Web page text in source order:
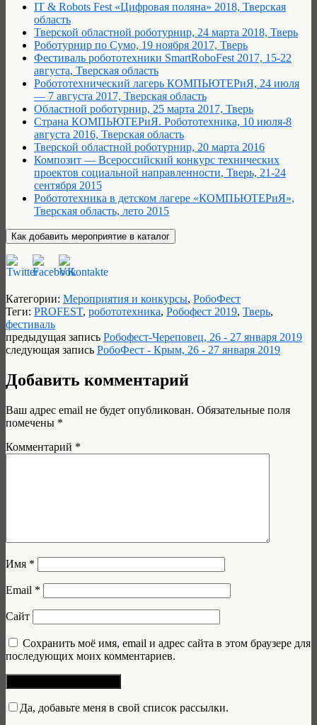
IT & Robots Fest «Цифровая поляна» 2018, Тверская
область
Тверской областной роботурнир, 24 марта 2018, Тверь
Роботурнир по Сумо, 19 ноября 2017, Тверь
Фестиваль робототехники SmartRoboFest 2017, 15-22
августа, Тверская область
Робототехнический лагерь КОМПЬЮТЕРиЯ, 24 июля
— 7 августа 2017, Тверская область
Областной роботурнир, 25 марта 2017, Тверь
Страна КОМПЬЮТЕРиЯ. Робототехника, 10 июля-8
августа 2016, Тверская область
Тверской областной роботурнир, 20 марта 2016
Композит — Всероссийский конкурс технических
проектов социальной направленности, Тверь, 21-24
сентября 2015
Робототехника в детском лагере «КОМПЬЮТЕРиЯ»,
Тверская область, лето 2015
Категории: Мероприятия и конкурсы, РобоФест
Теги: PROFEST, робототехника, Робофест 2019, Тверь,
фестиваль
предыдущая запись Робофест-Череповец, 26 - 27 января 2019
следующая запись РобоФест - Крым, 26 - 27 января 2019
Добавить комментарий
Ваш адрес email не будет опубликован. Обязательные поля
помечены *
Комментарий *
Имя *
Email *
Сайт
Сохранить моё имя, email и адрес сайта в этом браузере для
последующих моих комментариев.
Да, добавьте меня в свой список рассылки.